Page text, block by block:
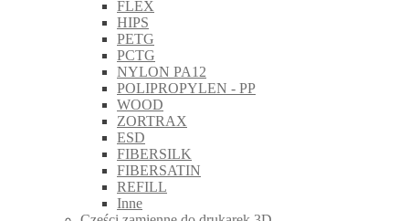
FLEX
HIPS
PETG
PCTG
NYLON PA12
POLIPROPYLEN - PP
WOOD
ZORTRAX
ESD
FIBERSILK
FIBERSATIN
REFILL
Inne